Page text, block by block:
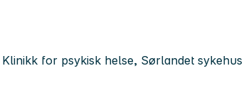
for psykisk helse, Sørlandet sykehus